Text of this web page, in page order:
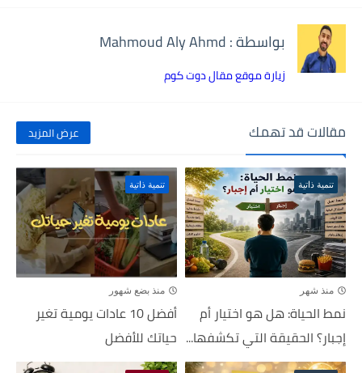
بواسطة : Mahmoud Aly Ahmd
زيارة موقع مقال دوت كوم
مقالات قد تهمك عرض المزيد
تنمية ذاتية
منذ شهر
نمط الحياة: هل هو اختيار أم
إجبار؟ الحقيقة التي تكشفها...
تنمية ذاتية
منذ بضع شهور
أفضل 10 عادات يومية تغير
حياتك للأفضل